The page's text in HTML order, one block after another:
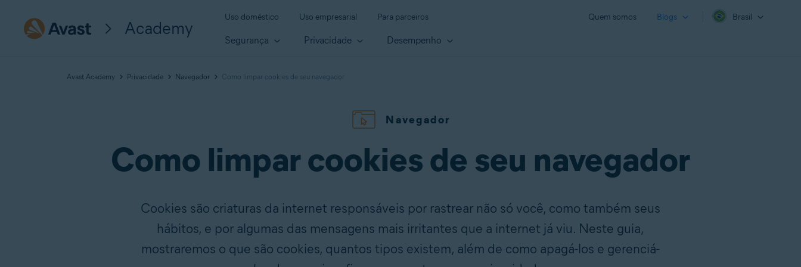
Academy
Uso doméstico Uso empresarial Para parceiros Quem somos Blogs Brasil
Segurança Privacidade Desempenho
Avast Academy Privacidade Navegador Como limpar cookies de seu navegador
Navegador
Como limpar cookies de seu navegador
Cookies são criaturas da internet responsáveis por rastrear não só você, como também seus
hábitos, e por algumas das mensagens mais irritantes que a internet já viu. Neste guia,
mostraremos o que são cookies, quantos tipos existem, além de como apagá-los e gerenciá-